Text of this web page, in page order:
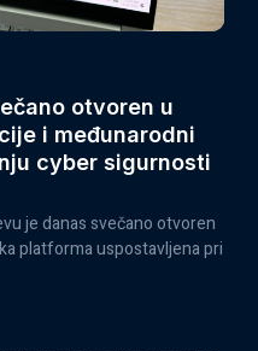
otvoren u
i međunarodni
cyber sigurnosti
je danas svečano otvoren
platforma uspostavljena pri